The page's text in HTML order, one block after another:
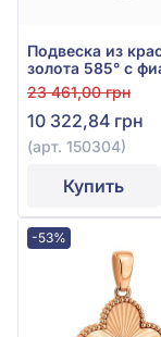
Подвеска из
золота 585° с
куб.цирконием и
жемчугом, арт.
23 461,00 грн
10 322,84 грн
(арт. 150304)
Купить
-53%